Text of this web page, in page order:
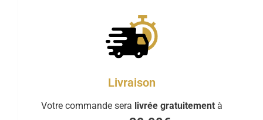
Livraison
Votre commande sera livrée gratuitement à